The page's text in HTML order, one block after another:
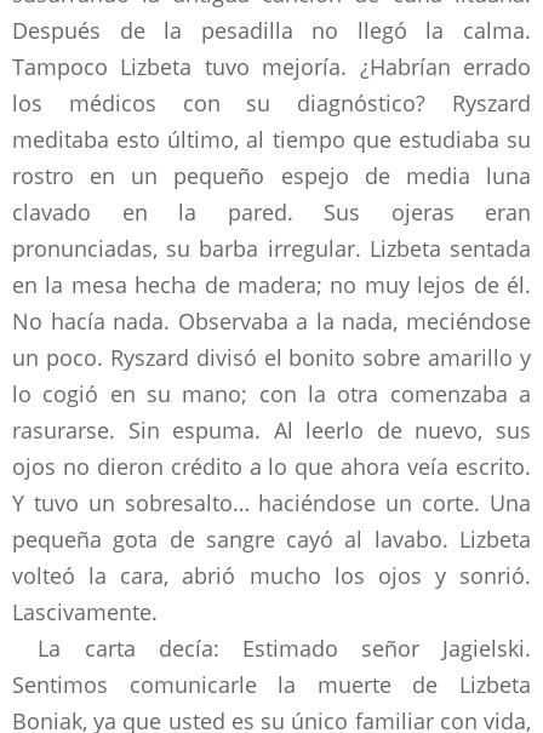
Después de la pesadilla no llegó la calma.
Tampoco Lizbeta tuvo mejoría. ¿Habrían errado
los médicos con su diagnóstico? Ryszard
meditaba esto último, al tiempo que estudiaba su
rostro en un pequeño espejo de media luna
clavado en la pared. Sus ojeras eran
pronunciadas, su barba irregular. Lizbeta sentada
en la mesa hecha de madera; no muy lejos de él.
No hacía nada. Observaba a la nada, meciéndose
un poco. Ryszard divisó el bonito sobre amarillo y
lo cogió en su mano; con la otra comenzaba a
rasurarse. Sin espuma. Al leerlo de nuevo, sus
ojos no dieron crédito a lo que ahora veía escrito.
Y tuvo un sobresalto… haciéndose un corte. Una
pequeña gota de sangre cayó al lavabo. Lizbeta
volteó la cara, abrió mucho los ojos y sonrió.
Lascivamente.
La carta decía: Estimado señor Jagielski.
Sentimos comunicarle la muerte de Lizbeta
Boniak, ya que usted es su único familiar con vida,